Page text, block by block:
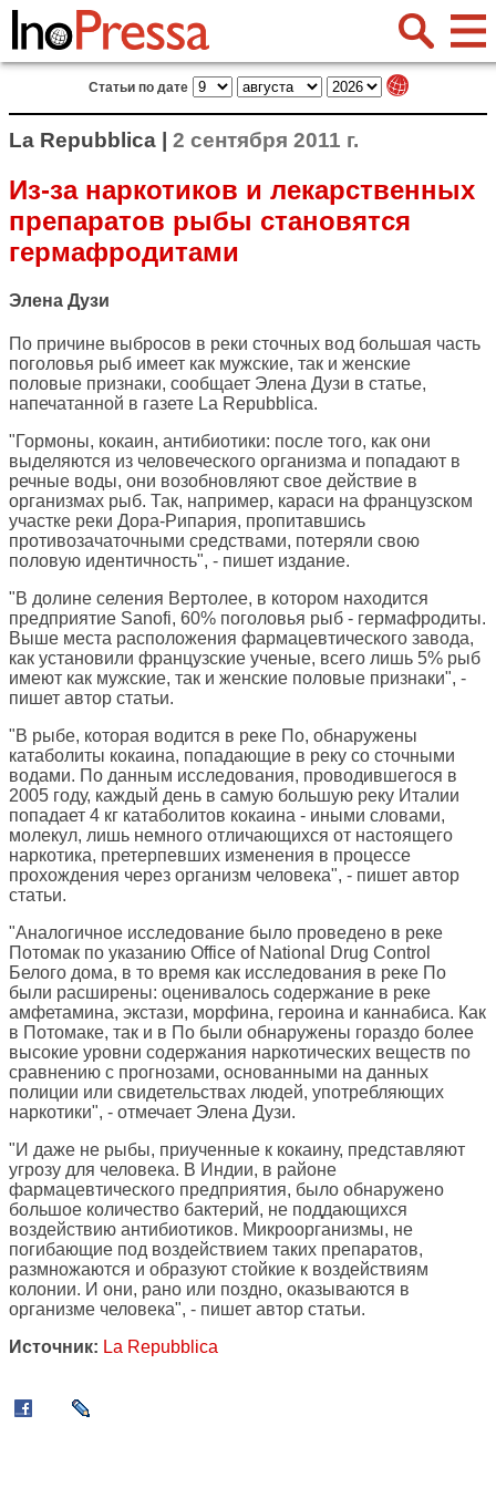
Статьи по дате
La Repubblica | 2 сентября 2011 г.
Из-за наркотиков и лекарственных
препаратов рыбы становятся
гермафродитами
Элена Дузи
По причине выбросов в реки сточных вод большая часть
поголовья рыб имеет как мужские, так и женские
половые признаки, сообщает Элена Дузи в статье,
напечатанной в газете La Repubblica.
"Гормоны, кокаин, антибиотики: после того, как они
выделяются из человеческого организма и попадают в
речные воды, они возобновляют свое действие в
организмах рыб. Так, например, караси на французском
участке реки Дора-Рипария, пропитавшись
противозачаточными средствами, потеряли свою
половую идентичность", - пишет издание.
"В долине селения Вертолее, в котором находится
предприятие Sanofi, 60% поголовья рыб - гермафродиты.
Выше места расположения фармацевтического завода,
как установили французские ученые, всего лишь 5% рыб
имеют как мужские, так и женские половые признаки", -
пишет автор статьи.
"В рыбе, которая водится в реке По, обнаружены
катаболиты кокаина, попадающие в реку со сточными
водами. По данным исследования, проводившегося в
2005 году, каждый день в самую большую реку Италии
попадает 4 кг катаболитов кокаина - иными словами,
молекул, лишь немного отличающихся от настоящего
наркотика, претерпевших изменения в процессе
прохождения через организм человека", - пишет автор
статьи.
"Аналогичное исследование было проведено в реке
Потомак по указанию Office of National Drug Control
Белого дома, в то время как исследования в реке По
были расширены: оценивалось содержание в реке
амфетамина, экстази, морфина, героина и каннабиса. Как
в Потомаке, так и в По были обнаружены гораздо более
высокие уровни содержания наркотических веществ по
сравнению с прогнозами, основанными на данных
полиции или свидетельствах людей, употребляющих
наркотики", - отмечает Элена Дузи.
"И даже не рыбы, приученные к кокаину, представляют
угрозу для человека. В Индии, в районе
фармацевтического предприятия, было обнаружено
большое количество бактерий, не поддающихся
воздействию антибиотиков. Микроорганизмы, не
погибающие под воздействием таких препаратов,
размножаются и образуют стойкие к воздействиям
колонии. И они, рано или поздно, оказываются в
организме человека", - пишет автор статьи.
Источник: La Repubblica